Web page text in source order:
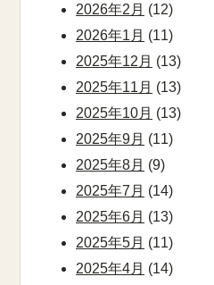
2026年2月 (12)
2026年1月 (11)
2025年12月 (13)
2025年11月 (13)
2025年10月 (13)
2025年9月 (11)
2025年8月 (9)
2025年7月 (14)
2025年6月 (13)
2025年5月 (11)
2025年4月 (14)